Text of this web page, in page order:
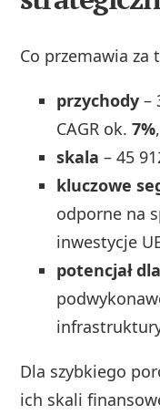
Co przemawia za
przychody –
CAGR ok.7%
skala – 45
kluczowe
odporne na
inwestycje
potencjał
Dla szybkiego
ich skali